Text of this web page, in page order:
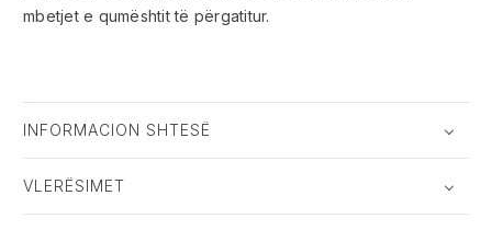
mbetjet e qumështit të përgatitur.
INFORMACION SHTESË
VLERËSIMET